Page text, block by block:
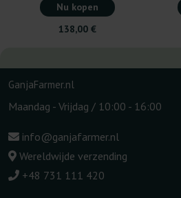
Nu kopen
138,00 €
GanjaFarmer.nl
Maandag - Vrijdag / 10:00 - 16:00
info@ganjafarmer.nl
Wereldwijde verzending
+48 731 111 420